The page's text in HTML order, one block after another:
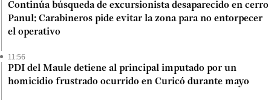
Continúa búsqueda de excursionista desaparecido en cerro
Panul: Carabineros pide evitar la zona para no entorpecer
el operativo
11:56
PDI del Maule detiene al principal imputado por un
homicidio frustrado ocurrido en Curicó durante mayo